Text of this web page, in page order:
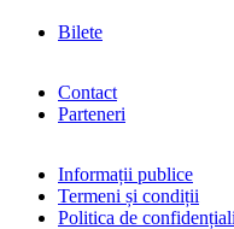
Bilete
Contact
Parteneri
Informații publice
Termeni și condiții
Politica de